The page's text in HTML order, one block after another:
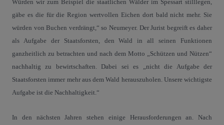
Würden wir zum Beispiel die staatlichen Wälder im Spessart stilllegen,
gäbe es die für die Region wertvollen Eichen dort bald nicht mehr. Sie
würden von Buchen verdrängt,“ so Neumeyer. Der Jurist begreift es daher
als Aufgabe der Staatsforsten, den Wald in all seinen Funktionen
ganzheitlich zu betrachten und nach dem Motto „Schützen und Nützen“
nachhaltig zu bewirtschaften. Dabei sei es „nicht die Aufgabe der
Staatsforsten immer mehr aus dem Wald herauszuholen. Unsere wichtigste
Aufgabe ist die Nachhaltigkeit.“
In den nächsten Jahren stehen einige Herausforderungen an. Nach